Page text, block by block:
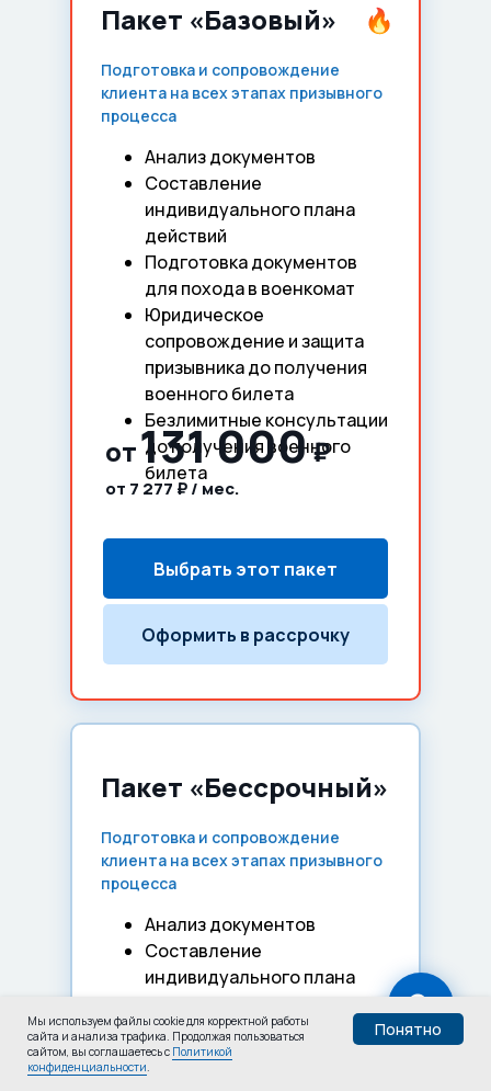
Пакет «Базовый»
Анализ документов
Составление
индивидуального плана
действий
Подготовка документов
для похода в военкомат
Юридическое
сопровождение и защита
призывника до получения
военного билета
Безлимитные консультации
до получения военного
билета
Выбрать этот пакет
от 7 277 ₽ / мес.
Подготовка и сопровождение
клиента на всех этапах призывного
процесса
131 000₽
от
Оформить в рассрочку
Пакет «Бессрочный»
Анализ документов
Составление
индивидуального плана
Подготовка документов для
похода военкомат
Безлимитные консультации
Подготовка и сопровождение
клиента на всех этапах призывного
процесса
Мы используем файлы cookie для корректной работы
сайта и анализа трафика. Продолжая пользоваться
сайтом, вы соглашаетесь с Политикой
конфиденциальности.
Понятно